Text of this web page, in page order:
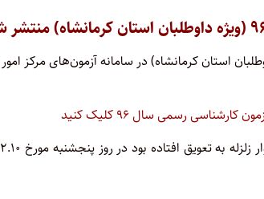
مشاوران حقوقی ۹۶ (ویژه داوطلبان استان کرمانشاه) در سامانه
رسمی سال ۹۶ کلیک کنید